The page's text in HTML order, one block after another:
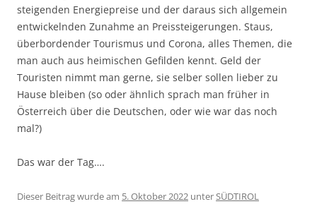
steigenden Energiepreise und der daraus sich allgemein
entwickelnden Zunahme an Preissteigerungen. Staus,
überbordender Tourismus und Corona, alles Themen, die
man auch aus heimischen Gefilden kennt. Geld der
Touristen nimmt man gerne, sie selber sollen lieber zu
Hause bleiben (so oder ähnlich sprach man früher in
Österreich über die Deutschen, oder wie war das noch
mal?)
Das war der Tag….
Dieser Beitrag wurde am 5. Oktober 2022 unterSÜDTIROL